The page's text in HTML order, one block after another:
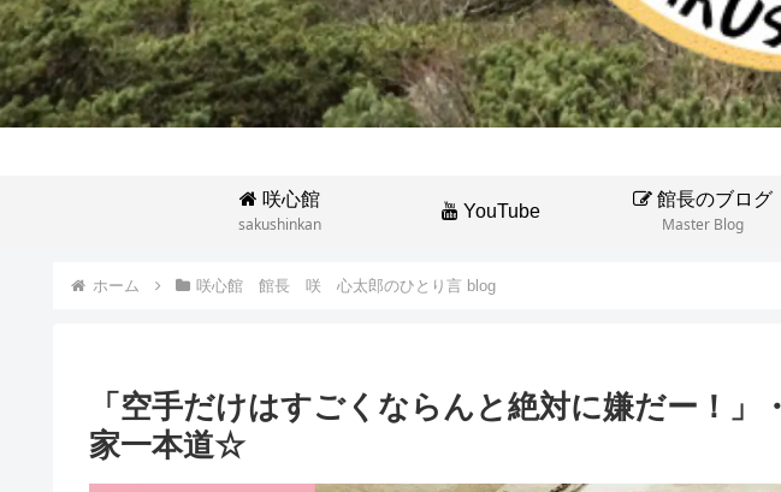
咲心館
sakushinkan
YouTube
館長のブログ
Master Blog
ホーム 咲心館 館長 咲 心太郎のひとり言 blog
「空手だけはすごくならんと絶対に嫌だー！」
家一本道☆